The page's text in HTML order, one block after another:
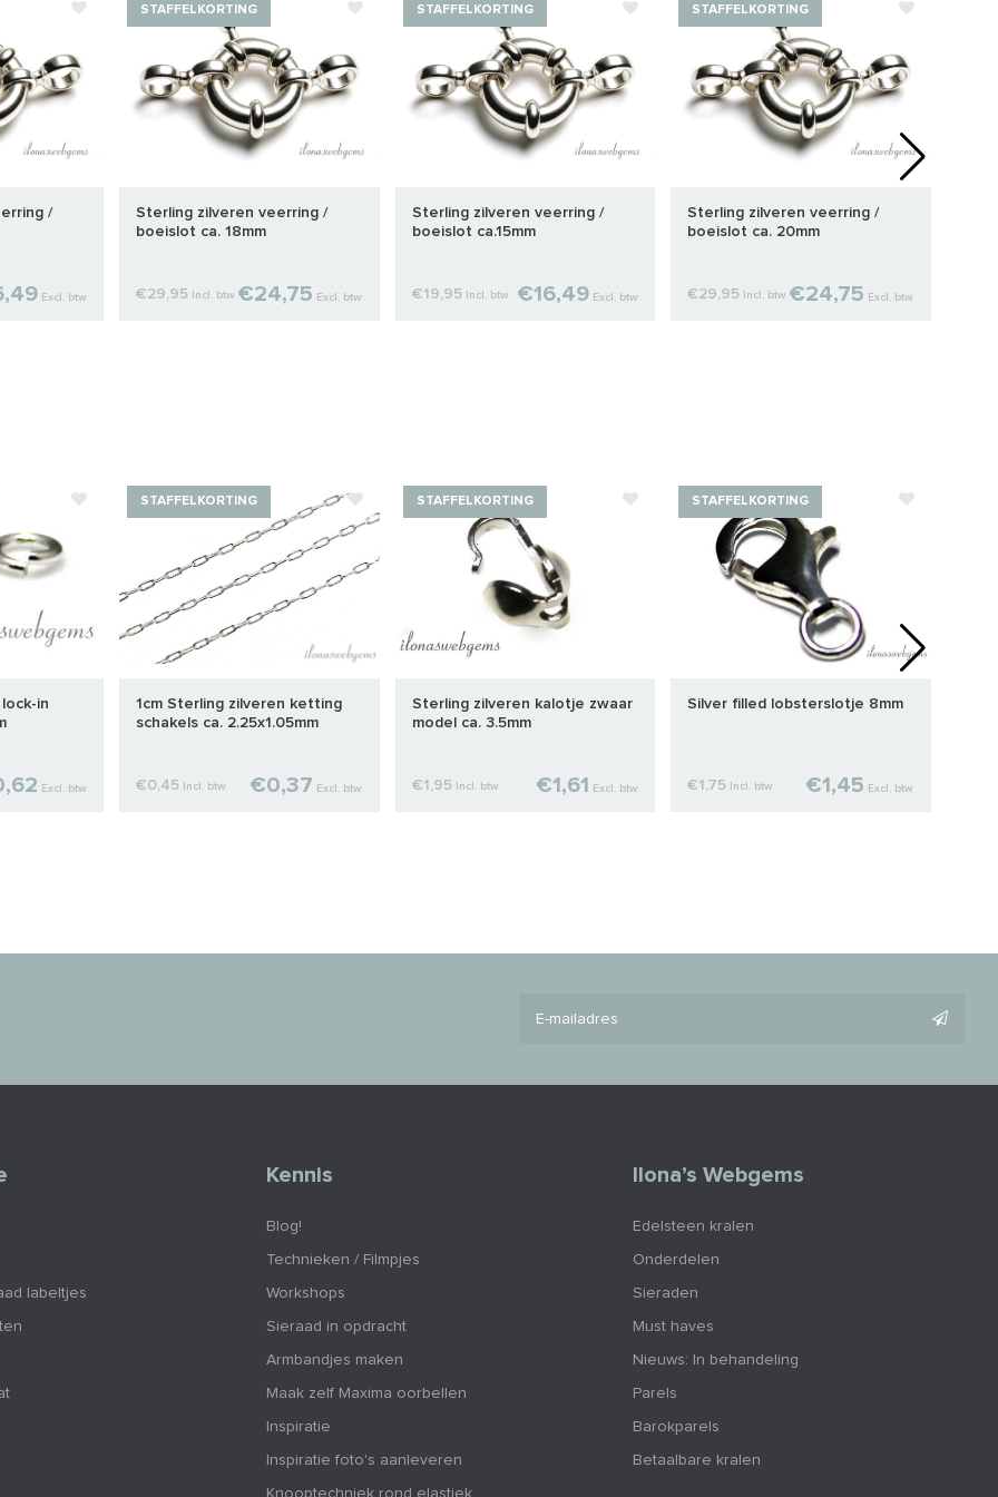
/
Excl. btw
STAFFELKORTING
Sterling zilveren veerring /
boeislot ca. 18mm
€29,95 Incl. btw €24,75 Excl. btw
STAFFELKORTING
Sterling zilveren veerring /
boeislot ca.15mm
€19,95 Incl. btw €16,49 Excl. btw
STAFFELKORTING
Sterling zilveren veerring /
boeislot ca. 20mm
€29,95 Incl. btw €24,75 Excl. btw
in
Excl. btw
STAFFELKORTING
1cm Sterling zilveren ketting
schakels ca. 2.25x1.05mm
€0,45 Incl. btw €0,37 Excl. btw
STAFFELKORTING
Sterling zilveren kalotje zwaar
model ca. 3.5mm
€1,95 Incl. btw €1,61 Excl. btw
STAFFELKORTING
Silver filled lobsterslotje 8mm
€1,75 Incl. btw €1,45 Excl. btw
labeltjes
Kennis
Blog!
Technieken / Filmpjes
Workshops
Sieraad in opdracht
Armbandjes maken
Maak zelf Maxima oorbellen
Inspiratie
Inspiratie foto's aanleveren
Ilona’s Webgems
Edelsteen kralen
Onderdelen
Sieraden
Must haves
Nieuws: In behandeling
Parels
Barokparels
Betaalbare kralen